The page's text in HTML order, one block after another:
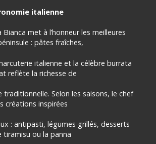
italienne
met à l’honneur les meilleures
: pâtes fraîches,
italienne et la célèbre burrata
reflète la richesse de
traditionnelle. Selon les saisons, le chef
créations inspirées
: antipasti, légumes grillés, desserts
tiramisu ou la panna